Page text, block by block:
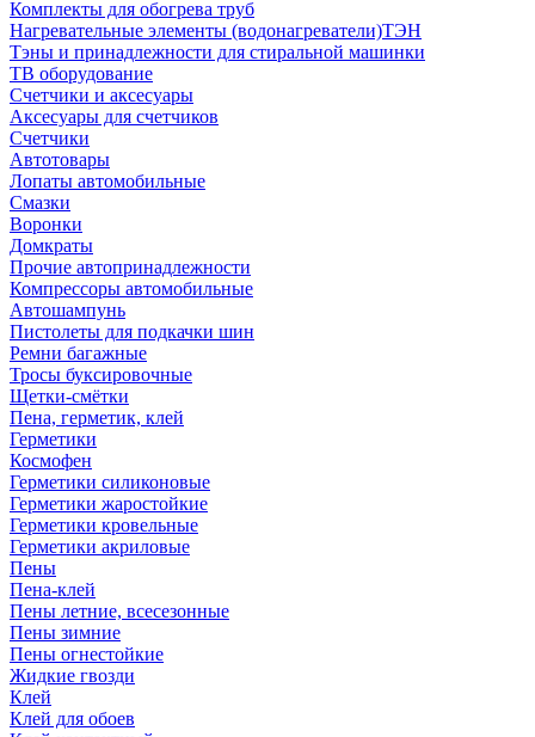
Комплекты для обогрева труб
Нагревательные элементы (водонагреватели)ТЭН
Тэны и принадлежности для стиральной машинки
ТВ оборудование
Счетчики и аксесуары
Аксесуары для счетчиков
Счетчики
Автотовары
Лопаты автомобильные
Смазки
Воронки
Домкраты
Прочие автопринадлежности
Компрессоры автомобильные
Автошампунь
Пистолеты для подкачки шин
Ремни багажные
Тросы буксировочные
Щетки-смётки
Пена, герметик, клей
Герметики
Космофен
Герметики силиконовые
Герметики жаростойкие
Герметики кровельные
Герметики акриловые
Пены
Пена-клей
Пены летние, всесезонные
Пены зимние
Пены огнестойкие
Жидкие гвозди
Клей
Клей для обоев